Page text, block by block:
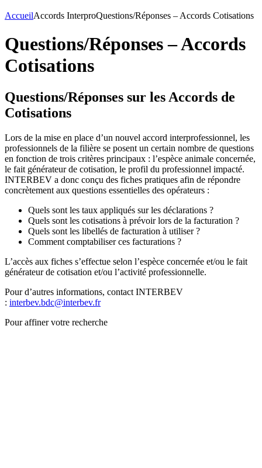
AccueilAccords InterproQuestions/Réponses – Accords Cotisations
Questions/Réponses – Accords
Cotisations
Questions/Réponses sur les Accords de
Cotisations
Lors de la mise en place d’un nouvel accord interprofessionnel, les
professionnels de la filière se posent un certain nombre de questions
en fonction de trois critères principaux : l’espèce animale concernée,
le fait générateur de cotisation, le profil du professionnel impacté.
INTERBEV a donc conçu des fiches pratiques afin de répondre
concrètement aux questions essentielles des opérateurs :
Quels sont les taux appliqués sur les déclarations ?
Quels sont les cotisations à prévoir lors de la facturation ?
Quels sont les libellés de facturation à utiliser ?
Comment comptabiliser ces facturations ?
L’accès aux fiches s’effectue selon l’espèce concernée et/ou le fait
générateur de cotisation et/ou l’activité professionnelle.
Pour d’autres informations, contact INTERBEV
: interbev.bdc@interbev.fr
Pour affiner votre recherche